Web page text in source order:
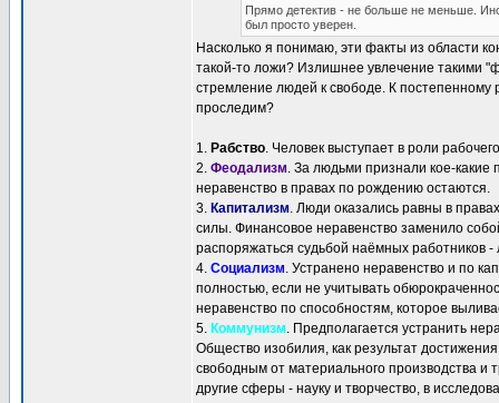
Прямо детектив - не больше не меньше.
был просто уверен.
Насколько я понимаю, эти факты из области
такой-то ложи? Излишнее увлечение такими
стремление людей к свободе. К
проследим?
1. Рабство. Человек выступает в роли
2. Феодализм. За людьми признали кое-какие
неравенство в правах по рождению остаются.
3. Капитализм. Люди оказались равны в
силы. Финансовое неравенство заменило
распоряжаться судьбой наёмных работников
4. Социализм. Устранено неравенство и по
полностью, если не учитывать
неравенство по способностям, которое
5. Коммунизм. Предполагается устранить
Общество изобилия, как результат
свободным от материального производства и
другие сферы - науку и творчество, в